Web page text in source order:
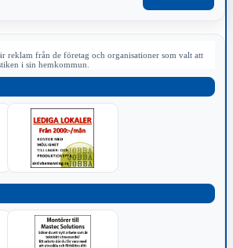
reklam från de företag och organisationer som valt att
i sin hemkommun.